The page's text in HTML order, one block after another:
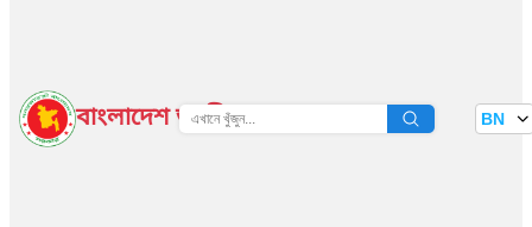
বাংলাদেশ জাতীয় তথ্য বাতায়ন BN